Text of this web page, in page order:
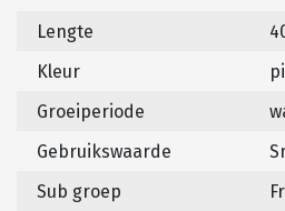
Lengte
Kleur
Groeiperiode
Gebruikswaarde
Sub groep